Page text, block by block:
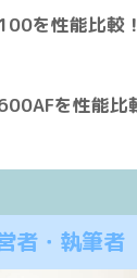
を性能比較
を性能比
者・執筆者